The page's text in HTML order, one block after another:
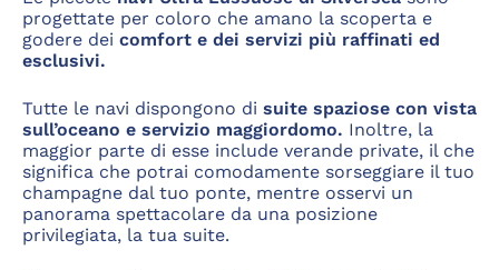
progettate per coloro che amano la scoperta e
godere dei comfort e dei servizi più raffinati ed
esclusivi.
Tutte le navi dispongono di suite spaziose con vista
sull’oceano e servizio maggiordomo. Inoltre, la
maggior parte di esse include verande private, il che
significa che potrai comodamente sorseggiare il tuo
champagne dal tuo ponte, mentre osservi un
panorama spettacolare da una posizione
privilegiata, la tua suite.